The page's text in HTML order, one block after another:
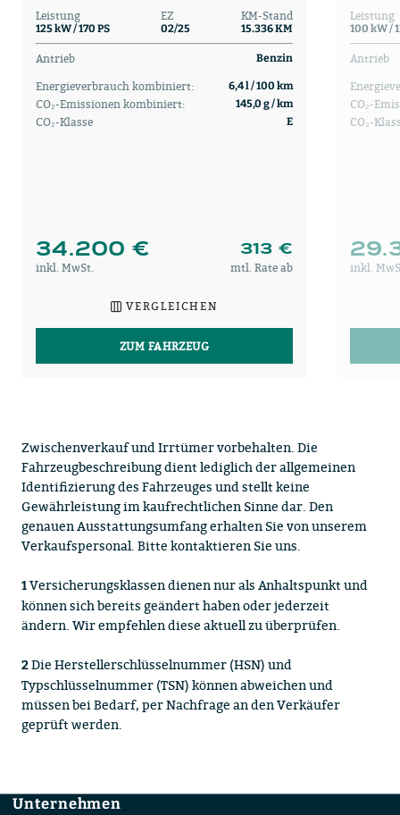
Leistung
125 kW / 170 PS
EZ
02/25
KM-Stand
15.336 KM
Antrieb Benzin
Energieverbrauch kombiniert: 6,4 l / 100 km
CO₂-Emissionen kombiniert: 145,0 g / km
CO₂-Klasse E
34.200 € 313 €
inkl. MwSt. mtl. Rate ab
VERGLEICHEN
ZUM FAHRZEUG
Leistung
100 kW /
Antrieb
CO₂-
CO₂-
inkl.
Zwischenverkauf und Irrtümer vorbehalten. Die
Fahrzeugbeschreibung dient lediglich der allgemeinen
Identifizierung des Fahrzeuges und stellt keine
Gewährleistung im kaufrechtlichen Sinne dar. Den
genauen Ausstattungsumfang erhalten Sie von unserem
Verkaufspersonal. Bitte kontaktieren Sie uns.
1Versicherungsklassen dienen nur als Anhaltspunkt und
können sich bereits geändert haben oder jederzeit
ändern. Wir empfehlen diese aktuell zu überprüfen.
2Die Herstellerschlüsselnummer (HSN) und
Typschlüsselnummer (TSN) können abweichen und
müssen bei Bedarf, per Nachfrage an den Verkäufer
geprüft werden.
Footer
Unternehmen